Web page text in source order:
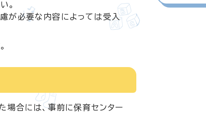
。
が必要な内容によっては受入
合には、事前に保育センター